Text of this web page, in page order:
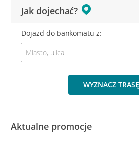
Jak dojechać?
Dojazd do bankomatu z:
WYZNACZ TRASĘ
Aktualne promocje